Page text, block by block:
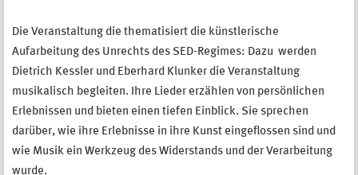
Die Veranstaltung die thematisiert die künstlerische
Aufarbeitung des Unrechts des SED-Regimes: Dazu werden
Dietrich Kessler und Eberhard Klunker die Veranstaltung
musikalisch begleiten. Ihre Lieder erzählen von persönlichen
Erlebnissen und bieten einen tiefen Einblick. Sie sprechen
darüber, wie ihre Erlebnisse in ihre Kunst eingeflossen sind und
wie Musik ein Werkzeug des Widerstands und der Verarbeitung
wurde.